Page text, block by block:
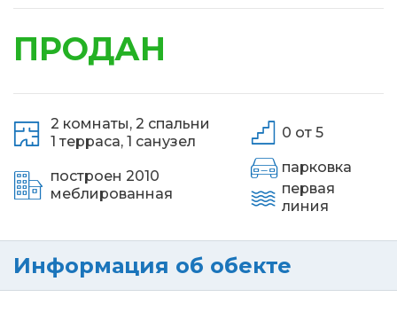
ПРОДАН
2 комнаты, 2 спальни
1 терраса, 1 санузел
построен 2010
меблированная
0 от 5
парковка
первая
линия
Информация об обекте